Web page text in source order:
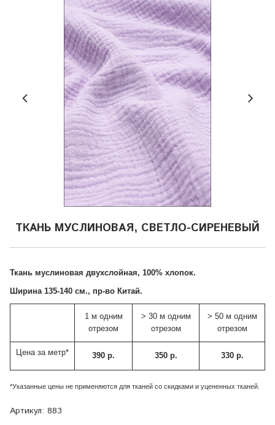
ТКАНЬ МУСЛИНОВАЯ, СВЕТЛО-СИРЕНЕВЫЙ
Ткань муслиновая двухслойная, 100% хлопок.
Ширина 135-140 см., пр-во Китай.
1 м одним
отрезом
> 30 м одним
отрезом
> 50 м одним
отрезом
Цена за метр* 390 р. 350 р. 330 р.
*Указанные цены не применяются для тканей со скидками и уцененных тканей.
Артикул: 883